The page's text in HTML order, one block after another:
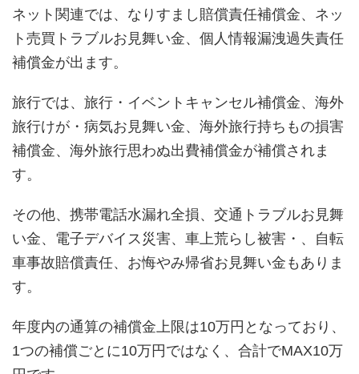
ネット関連では、なりすまし賠償責任補償金、ネッ
ト売買トラブルお見舞い金、個人情報漏洩過失責任
補償金が出ます。
旅行では、旅行・イベントキャンセル補償金、海外
旅行けが・病気お見舞い金、海外旅行持ちもの損害
補償金、海外旅行思わぬ出費補償金が補償されま
す。
その他、携帯電話水漏れ全損、交通トラブルお見舞
い金、電子デバイス災害、車上荒らし被害・、自転
車事故賠償責任、お悔やみ帰省お見舞い金もありま
す。
年度内の通算の補償金上限は10万円となっており、
1つの補償ごとに10万円ではなく、合計でMAX10万